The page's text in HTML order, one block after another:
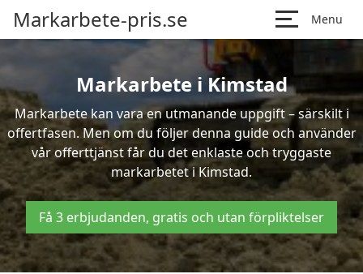
Markarbete-pris.se Menu
Markarbete i Kimstad
Markarbete kan vara en utmanande uppgift – särskilt i
offertfasen. Men om du följer denna guide och använder
vår offerttjänst får du det enklaste och tryggaste
markarbetet i Kimstad.
Få 3 erbjudanden, gratis och utan förpliktelser